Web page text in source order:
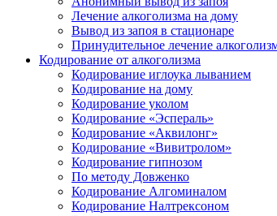
Лечение алкоголизма на дому
Вывод из запоя в стационаре
Принудительное лечение
Кодирование от алкоголизма
Кодирование иглоука лыванием
Кодирование на дому
Кодирование уколом
Кодирование «Эспераль»
Кодирование «Аквилонг»
Кодирование «Вивитролом»
Кодирование гипнозом
По методу Довженко
Кодирование Алгоминалом
Кодирование Налтрексоном